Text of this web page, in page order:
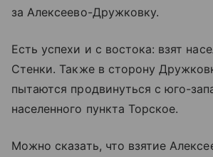
за Алексеево-Дружковку.
Есть успехи и с востока: взят
Стенки. Также в сторону
пытаются продвинуться с юго-
населенного пункта Торское.
Можно сказать, что взятие